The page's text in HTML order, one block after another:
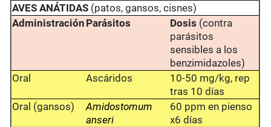
AVES ANÁTIDAS (patos, gansos, cisnes)
Administración Parásitos Dosis (contra
parásitos
sensibles a los
benzimidazoles)
Oral
Ascáridos
10-50 mg/kg, rep
tras 10 días
Oral (gansos)
Amidostomum
anseri
60 ppm en pienso
x6 días